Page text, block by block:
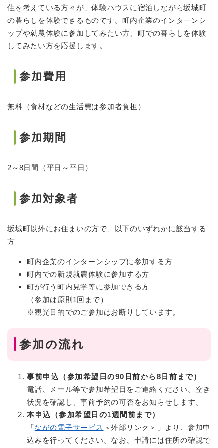
住を考えている方々が、体験ハウスに宿泊しながら坂城町
の暮らしを体験できるものです。町内企業のインターンシ
ップや就農体験に参加してみたい方、町での暮らしを体験
してみたい方を応援します。
参加費用
無料（食材などの生活費は参加者負担）
参加期間
2～8日間（平日～平日）
参加対象者
坂城町以外にお住まいの方で、以下のいずれかに該当する
方
町内企業のインターンシップに参加する方
町内での新規就農体験に参加する方
町が行う町内見学等に参加できる方
（参加は原則1回まで）
※観光目的でのご参加はお断りしています。
参加の流れ
事前申込（参加希望日の90日前から8日前まで）
電話、メール等で参加希望日をご連絡ください。空き
状況を確認し、事前予約の可否をお知らせします。
本申込（参加希望日の1週間前まで）
「ながの電子サービス ＜外部リンク＞ 」より、参加申
込みを行ってください。なお、申請には住所の確認で